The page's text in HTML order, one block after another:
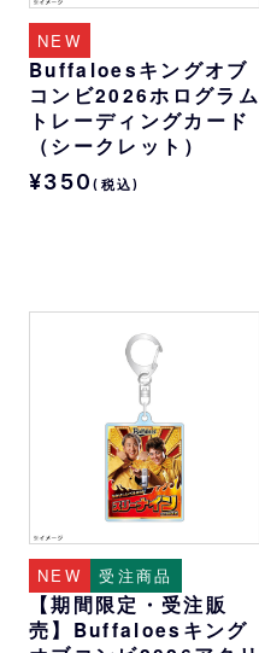
NEW
Buffaloesキングオブ
コンビ2026ホログラム
トレーディングカード
（シークレット）
¥350(税込)
NEW 受注商品
【期間限定・受注販
売】Buffaloesキング